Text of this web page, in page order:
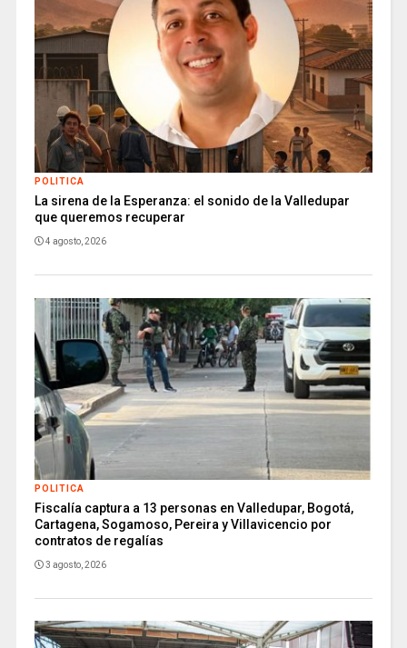
POLITICA
La sirena de la Esperanza: el sonido de la Valledupar
que queremos recuperar
4 agosto, 2026
POLITICA
Fiscalía captura a 13 personas en Valledupar, Bogotá,
Cartagena, Sogamoso, Pereira y Villavicencio por
contratos de regalías
3 agosto, 2026